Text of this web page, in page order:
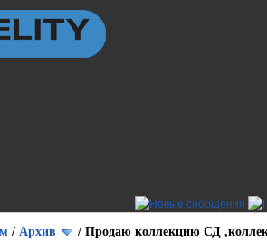
/ Архив / Продаю коллекцию СД